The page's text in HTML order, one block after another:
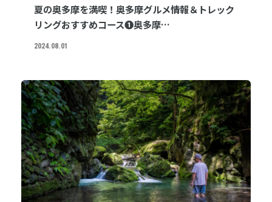
夏の奥多摩を満喫！奥多摩グルメ情報＆トレック
リングおすすめコース❶奥多摩…
2024.08.01